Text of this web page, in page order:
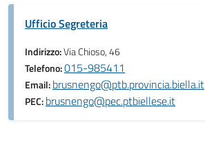
Ufficio Segreteria
Indirizzo:Via Chioso, 46
Telefono:015-985411
Email:brusnengo@ptb.provincia.biella.it
PEC:brusnengo@pec.ptbiellese.it